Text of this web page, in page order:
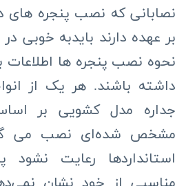
نصابانی که نصب پنجره های
بر عهده دارند بایدبه خوبی
نحوه نصب پنجره ها اطلاعات
داشته باشند. هر یک از
جداره مدل کشویی بر
مشخص شده‌ای نصب می
استانداردها رعایت نشود